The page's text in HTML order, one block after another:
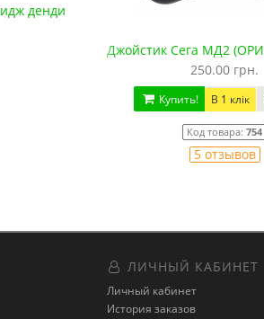
денди
ПК, Data Frog)Джойстик Сега МД2
250.00 грн.
Купить! В 1 клік
Код товара: 754
5 отзывов
ЛИЧНЫЙ КАБИНЕТ
Личный кабинет
История заказов